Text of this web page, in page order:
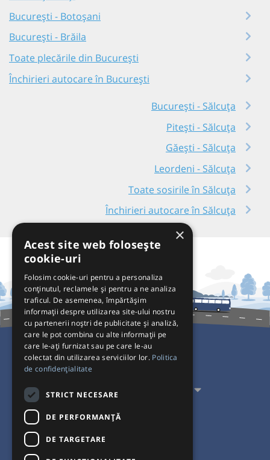
București - Botoșani
București - Brăila
Toate plecările din București
Închirieri autocare în București
București - Sălcuța
Pitești - Sălcuța
Găești - Sălcuța
Leordeni - Sălcuța
Toate sosirile în Sălcuța
Închirieri autocare în Sălcuța
Pentru Călători
Pentru Transportatori
Interacționăm
Acceptăm plăți cu
×
Acest site web folosește
cookie-uri
Folosim cookie-uri pentru a personaliza
conținutul, reclamele și pentru a ne analiza
traficul. De asemenea, împărtășim
informații despre utilizarea site-ului nostru
cu partenerii noștri de publicitate și analiză,
care le pot combina cu alte informații pe
care le-ați furnizat sau pe care le-au
colectat din utilizarea serviciilor lor. Politica
de confidențialitate
STRICT NECESARE
DE PERFORMANȚĂ
DE TARGETARE